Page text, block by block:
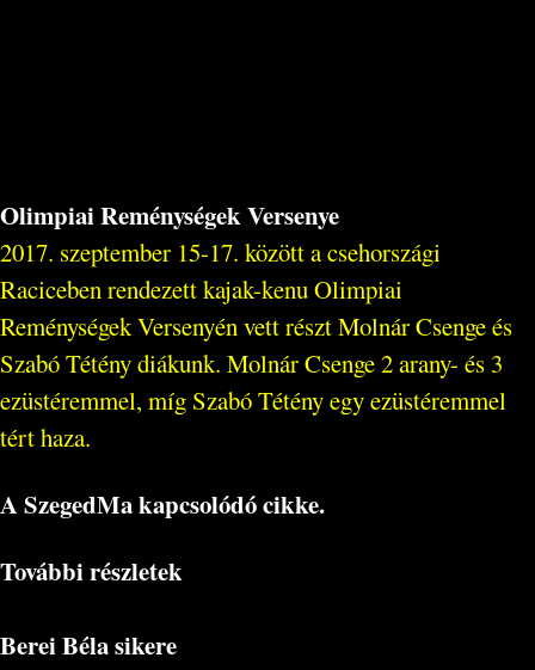
Olimpiai Reménységek Versenye
2017. szeptember 15-17. között a csehországi
Raciceben rendezett kajak-kenu Olimpiai
Reménységek Versenyén vett részt Molnár Csenge és
Szabó Tétény diákunk. Molnár Csenge 2 arany- és 3
ezüstéremmel, míg Szabó Tétény egy ezüstéremmel
tért haza.
A SzegedMa kapcsolódó cikke.
További részletek
Berei Béla sikere